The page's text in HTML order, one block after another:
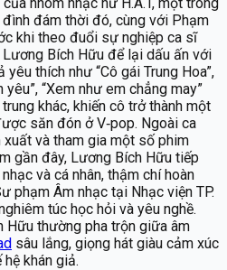
đám thời đó, cùng với Phạm
khi theo đuổi sự nghiệp ca sĩ
Bích Hữu để lại dấu ấn với
thích như “Cô gái Trung Hoa”,
yêu”, “Xem như em chẳng may”
khác, khiến cô trở thành một
săn đón ở V‑pop. Ngoài ca
và tham gia một số phim
gần đây, Lương Bích Hữu tiếp
và cá nhân, thậm chí hoàn
phạm Âm nhạc tại Nhạc viện TP.
túc học hỏi và yêu nghề.
Hữu thường pha trộn giữa âm
sâu lắng, giọng hát giàu cảm xúc
khán giả.